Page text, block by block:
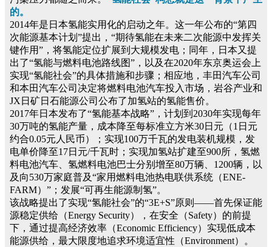
的。
2014年是日本氢能实用化的启动之年。这一年公布的“第四
次能源基本计划”提出，“期待氢能在未来二次能源中发挥关
键作用”，将氢能定位扩展到大规模发电；同年，日本又提
出了“氢能与燃料电池路线图”，以及在2020年东京奥运会上
实现“氢能社会”的具体措施和步骤；相应地，丰田汽车公司
和本田汽车公司决定将燃料电池汽车投入市场，岩谷产业和
JX日矿日石能源公司公布了加氢站的氢能售价。
2017年日本发布了“氢能基本战略”，计划到2030年实现每年
30万吨的氢能产量，成本降至每标准立方米30日元（1日元
约合0.05元人民币）；实现100万千瓦的发电装机规模，发
电单价降至17日元/千瓦时；实现加氢站扩建至900所，氢燃
料电池汽车、氢燃料电池巴士分别增至80万辆、1200辆，以
及向530万家庭普及“家用燃料电池热电联供系统（ENE-
FARM）”；发展“可再生能源制氢”。
该战略提出了实现“氢能社会”的“3E+S”原则——首先保证能
源稳定供给（Energy Security），在安全（Safety）的前提
下，通过提高经济效率（Economic Efficiency）实现低成本
能源供给，最大限度地追求环境适宜性（Environment）。